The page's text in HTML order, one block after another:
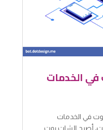
الخدمات
في الخدمات
أصبح الشات بوت